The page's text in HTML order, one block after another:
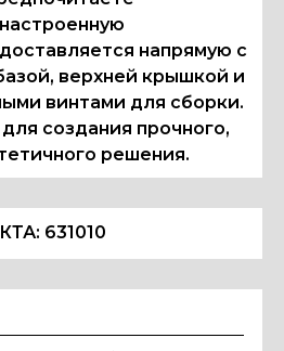
напрямую с
верхней крышкой и
винтами для сборки.
создания прочного,
решения.
631010